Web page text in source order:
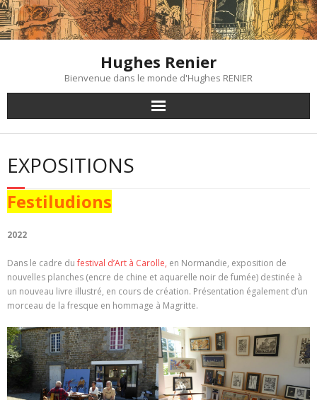
Skip
to
content
Hughes Renier
Bienvenue dans le monde d'Hughes RENIER
EXPOSITIONS
Festiludions
2022
Dans le cadre dufestival d’Art à Carolle, en Normandie, exposition de
nouvelles planches (encre de chine et aquarelle noir de fumée) destinée à
un nouveau livre illustré, en cours de création. Présentation également d’un
morceau de la fresque en hommage à Magritte.